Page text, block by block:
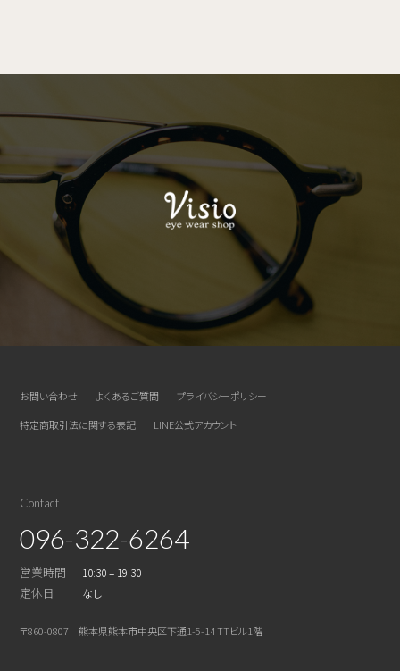
お問い合わせ よくあるご質問
プライバシーポリシー
特定商取引法に関する表記
LINE公式アカウント
Contact
096-322-6264
営業時間 10:30 – 19:30
定休日 なし
〒860-0807 熊本県熊本市中央区下通1-5-14 TTビル1階